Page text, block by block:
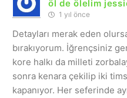
öl de ölelim
1 yıl önce
Detayları merak eden
bırakıyorum. İğrençsiniz
kore halkı da milleti
sonra kenara çekilip iki
kapanıyor. Her seferinde